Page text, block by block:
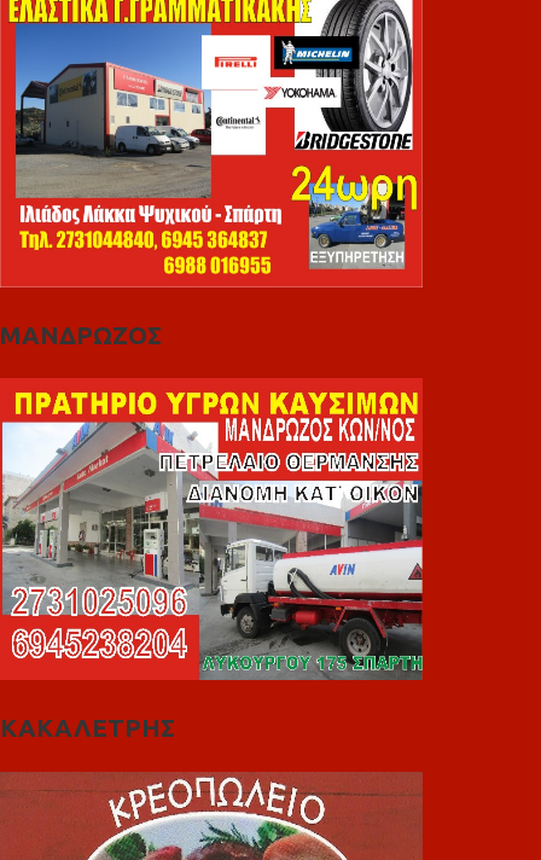
ΜΑΝΔΡΩΖΟΣ
ΚΑΚΑΛΕΤΡΗΣ